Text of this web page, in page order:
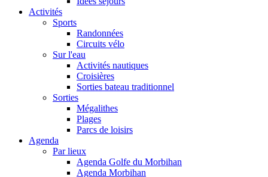
Activités
Sports
Randonnées
Circuits vélo
Sur l'eau
Activités nautiques
Croisières
Sorties bateau traditionnel
Sorties
Mégalithes
Plages
Parcs de loisirs
Agenda
Par lieux
Agenda Golfe du Morbihan
Agenda Morbihan